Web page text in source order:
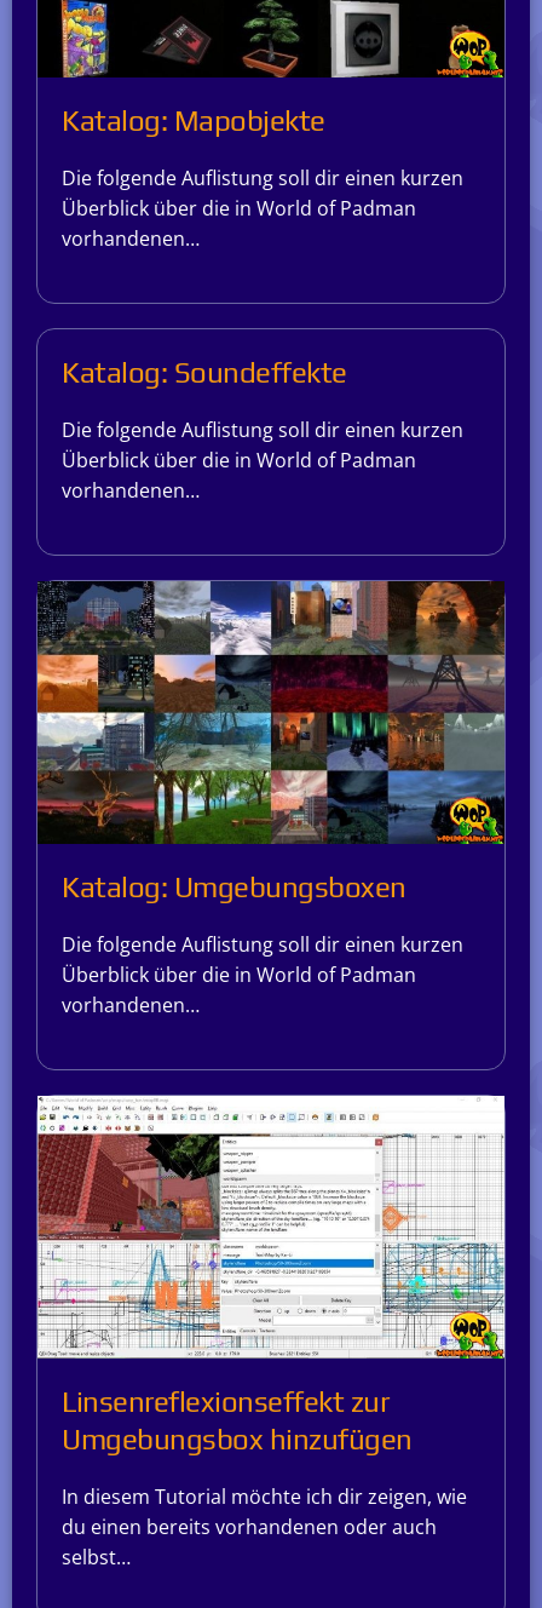
Katalog: Mapobjekte
Die folgende Auflistung soll dir einen kurzen
Überblick über die in World of Padman
vorhandenen…
Katalog: Soundeffekte
Die folgende Auflistung soll dir einen kurzen
Überblick über die in World of Padman
vorhandenen…
Katalog: Umgebungsboxen
Die folgende Auflistung soll dir einen kurzen
Überblick über die in World of Padman
vorhandenen…
Linsenreflexionseffekt zur
Umgebungsbox hinzufügen
In diesem Tutorial möchte ich dir zeigen, wie
du einen bereits vorhandenen oder auch
selbst…